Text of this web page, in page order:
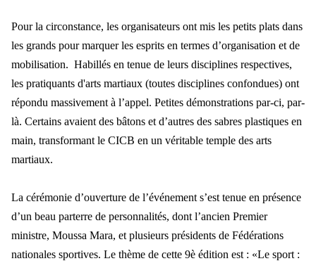
Pour la circonstance, les organisateurs ont mis les petits plats dans
les grands pour marquer les esprits en termes d’organisation et de
mobilisation. Habillés en tenue de leurs disciplines respectives,
les pratiquants d'arts martiaux (toutes disciplines confondues) ont
répondu massivement à l’appel. Petites démonstrations par-ci, par-
là. Certains avaient des bâtons et d’autres des sabres plastiques en
main, transformant le CICB en un véritable temple des arts
martiaux.
La cérémonie d’ouverture de l’événement s’est tenue en présence
d’un beau parterre de personnalités, dont l’ancien Premier
ministre, Moussa Mara, et plusieurs présidents de Fédérations
nationales sportives. Le thème de cette 9è édition est : «Le sport :